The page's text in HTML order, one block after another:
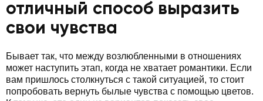
отличный способ выразить
свои чувства
Бывает так, что между возлюбленными в отношениях
может наступить этап, когда не хватает романтики. Если
вам пришлось столкнуться с такой ситуацией, то стоит
попробовать вернуть былые чувства с помощью цветов.